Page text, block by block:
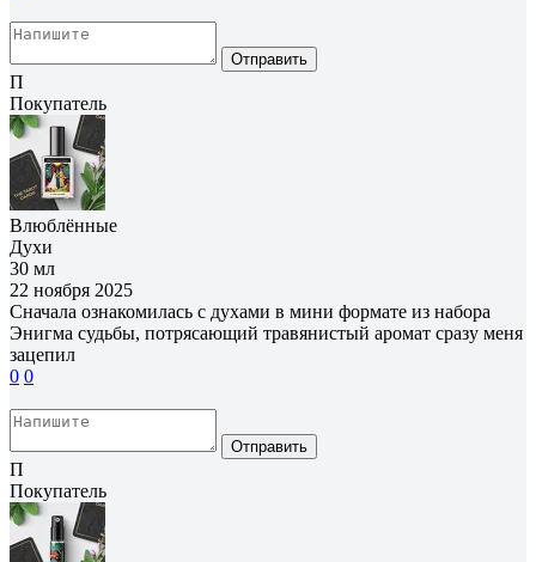
Отправить
П
Покупатель
Влюблённые
Духи
30 мл
22 ноября 2025
Сначала ознакомилась с духами в мини формате из набора
Энигма судьбы, потрясающий травянистый аромат сразу меня
зацепил
0 0
Отправить
П
Покупатель